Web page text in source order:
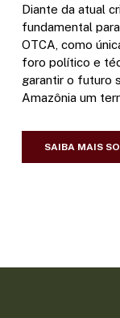
Diante da atual
fundamental
OTCA, como
foro político e
garantir o futuro
Amazônia um
SAIBA MAIS